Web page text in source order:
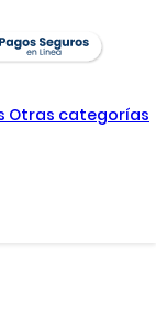
Otras categorías